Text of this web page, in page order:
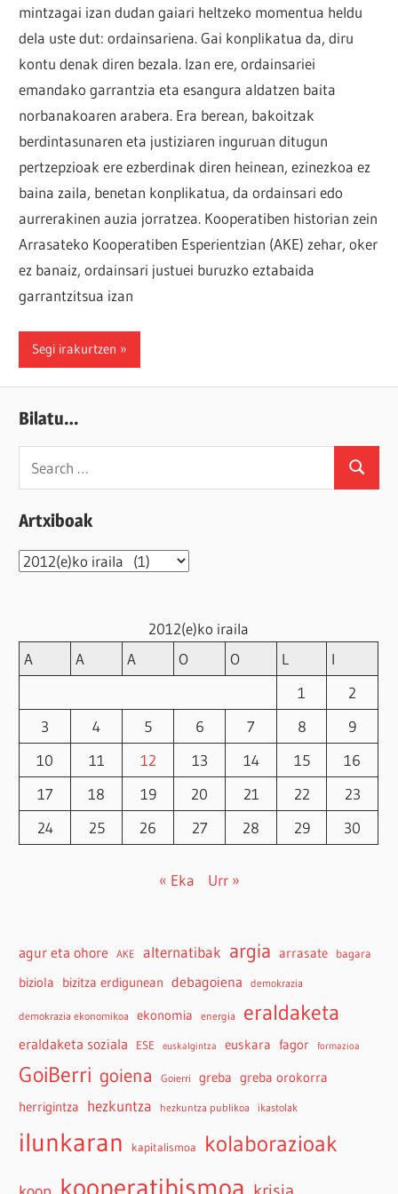
mintzagai izan dudan gaiari heltzeko momentua heldu
dela uste dut: ordainsariena. Gai konplikatua da, diru
kontu denak diren bezala. Izan ere, ordainsariei
emandako garrantzia eta esangura aldatzen baita
norbanakoaren arabera. Era berean, bakoitzak
berdintasunaren eta justiziaren inguruan ditugun
pertzepzioak ere ezberdinak diren heinean, ezinezkoa ez
baina zaila, benetan konplikatua, da ordainsari edo
aurrerakinen auzia jorratzea. Kooperatiben historian zein
Arrasateko Kooperatiben Esperientzian (AKE) zehar, oker
ez banaiz, ordainsari justuei buruzko eztabaida
garrantzitsua izan
Segi irakurtzen
Bilatu…
Search
Artxiboak
Artxiboak
2012(e)ko iraila
A
A A O O L
I
1
2
3
4 5 6 7 8
9
10
11 12 13 14 15
16
17
18 19 20 21 22
23
24
25 26 27 28 29 30
« Eka Urr »
agur eta ohore AKE alternatibak argia arrasate bagara
biziola bizitza erdigunean debagoiena demokrazia
demokrazia ekonomikoa ekonomia energia eraldaketa
eraldaketa soziala ESE euskalgintza euskara fagor formazioa
GoiBerri goiena Goierri greba greba orokorra
herrigintza
hezkuntza hezkuntza publikoa ikastolak
ilunkaran kapitalismoa kolaborazioak
kooperatibismoa